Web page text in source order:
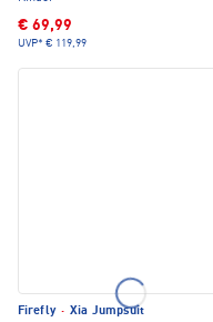
€ 69,99
UVP* € 119,99
Firefly · Xia Jumpsuit